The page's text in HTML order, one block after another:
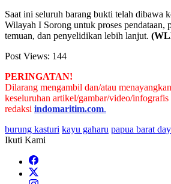
Saat ini seluruh barang bukti telah dibawa
Wilayah I Sorong untuk proses pendataan,
temuan, dan penyelidikan lebih lanjut.
Post Views: 144
PERINGATAN!
Dilarang mengambil dan/atau
keseluruhan artikel/gambar/video/
redaksi indomaritim.com.
burung kasturi kayu gaharu papua barat
Ikuti Kami